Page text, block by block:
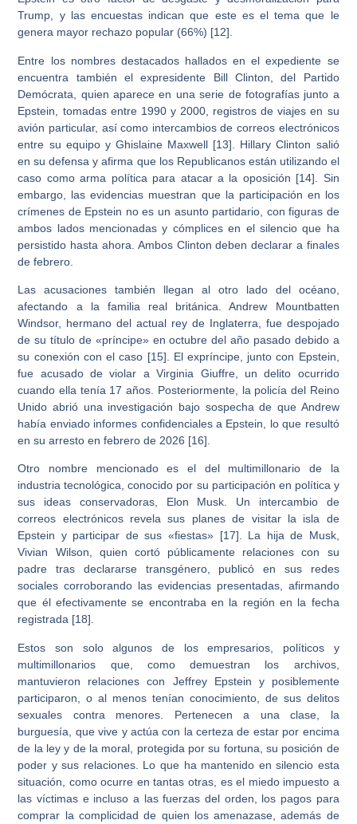
Trump, y las encuestas indican que este es el tema que le
genera mayor rechazo popular (66%) [12].
Entre los nombres destacados hallados en el expediente se
encuentra también el expresidente Bill Clinton, del Partido
Demócrata, quien aparece en una serie de fotografías junto a
Epstein, tomadas entre 1990 y 2000, registros de viajes en su
avión particular, así como intercambios de correos electrónicos
entre su equipo y Ghislaine Maxwell [13]. Hillary Clinton salió
en su defensa y afirma que los Republicanos están utilizando el
caso como arma política para atacar a la oposición [14]. Sin
embargo, las evidencias muestran que la participación en los
crímenes de Epstein no es un asunto partidario, con figuras de
ambos lados mencionadas y cómplices en el silencio que ha
persistido hasta ahora. Ambos Clinton deben declarar a finales
de febrero.
Las acusaciones también llegan al otro lado del océano,
afectando a la familia real británica. Andrew Mountbatten
Windsor, hermano del actual rey de Inglaterra, fue despojado
de su título de «príncipe» en octubre del año pasado debido a
su conexión con el caso [15]. El expríncipe, junto con Epstein,
fue acusado de violar a Virginia Giuffre, un delito ocurrido
cuando ella tenía 17 años. Posteriormente, la policía del Reino
Unido abrió una investigación bajo sospecha de que Andrew
había enviado informes confidenciales a Epstein, lo que resultó
en su arresto en febrero de 2026 [16].
Otro nombre mencionado es el del multimillonario de la
industria tecnológica, conocido por su participación en política y
sus ideas conservadoras, Elon Musk. Un intercambio de
correos electrónicos revela sus planes de visitar la isla de
Epstein y participar de sus «fiestas» [17]. La hija de Musk,
Vivian Wilson, quien cortó públicamente relaciones con su
padre tras declararse transgénero, publicó en sus redes
sociales corroborando las evidencias presentadas, afirmando
que él efectivamente se encontraba en la región en la fecha
registrada [18].
Estos son solo algunos de los empresarios, políticos y
multimillonarios que, como demuestran los archivos,
mantuvieron relaciones con Jeffrey Epstein y posiblemente
participaron, o al menos tenían conocimiento, de sus delitos
sexuales contra menores. Pertenecen a una clase, la
burguesía, que vive y actúa con la certeza de estar por encima
de la ley y de la moral, protegida por su fortuna, su posición de
poder y sus relaciones. Lo que ha mantenido en silencio esta
situación, como ocurre en tantas otras, es el miedo impuesto a
las víctimas e incluso a las fuerzas del orden, los pagos para
comprar la complicidad de quien los amenazase, además de